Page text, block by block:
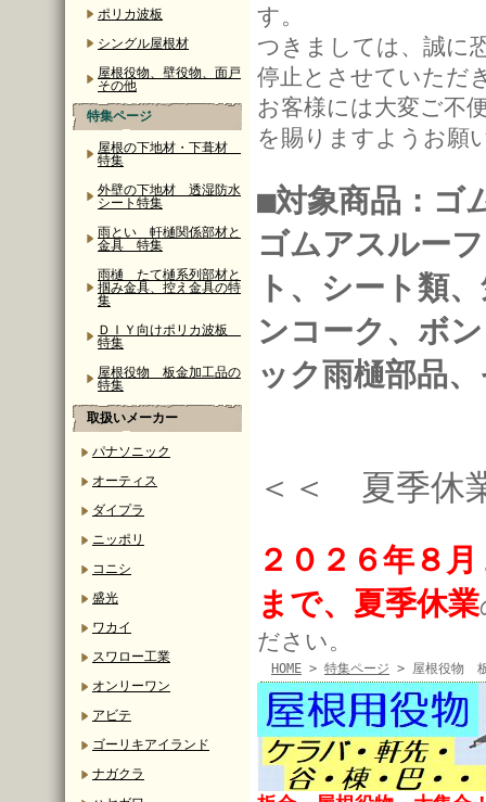
ポリカ波板
シングル屋根材
屋根役物、壁役物、面戸
その他
特集ページ
屋根の下地材・下葺材
特集
外壁の下地材 透湿防水
シート特集
雨とい 軒樋関係部材と
金具 特集
雨樋 たて樋系列部材と
掴み金具、控え金具の特
集
ＤＩＹ向けポリカ波板
特集
屋根役物 板金加工品の
特集
取扱いメーカー
パナソニック
オーティス
ダイプラ
ニッポリ
コニシ
盛光
ワカイ
スワロー工業
オンリーワン
アビテ
ゴーリキアイランド
ナガクラ
す。
つきましては、誠に
停止とさせていただ
お客様には大変ご不
を賜りますようお願
■対象商品：ゴ
ゴムアスルー
ト、シート類
ンコーク、ボ
ック雨樋部品
＜＜ 夏季
２０２６年８
まで、夏季休業
ださい。
HOME > 特集ページ > 屋根役物